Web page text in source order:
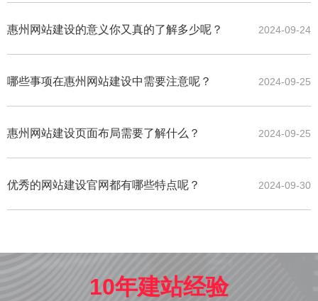
2024-09-24
惠州网站建设的意义你又真的了解多少呢？
2024-09-25
哪些事项在惠州网站建设中需要注意呢？
2024-09-25
惠州网站建设页面布局需要了解什么？
2024-09-30
优秀的网站建设官网都有哪些特点呢？
10年建站经验